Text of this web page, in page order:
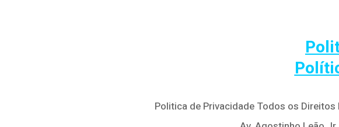
Politica de Privacidade Todos os